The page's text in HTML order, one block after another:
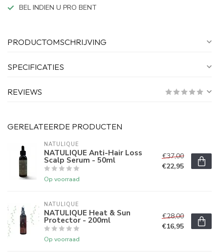
BEL INDIEN U PRO BENT
PRODUCTOMSCHRIJVING
SPECIFICATIES
REVIEWS
GERELATEERDE PRODUCTEN
NATULIQUE
NATULIQUE Anti-Hair Loss
Scalp Serum - 50ml
Op voorraad
€37,00
€22,95
NATULIQUE
NATULIQUE Heat & Sun
Protector - 200ml
Op voorraad
€28,00
€16,95